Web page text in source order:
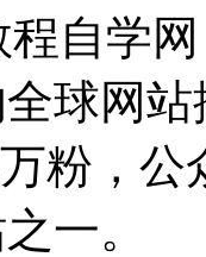
自学
球网
粉，
一。